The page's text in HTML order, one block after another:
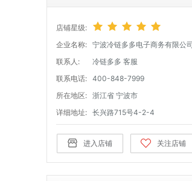
店铺星级:
企业名称: 宁波冷链多多电子商务有限公司
联系人:
冷链多多 客服
联系电话: 400-848-7999
所在地区: 浙江省 宁波市
详细地址: 长兴路715号4-2-4
进入店铺 关注店铺